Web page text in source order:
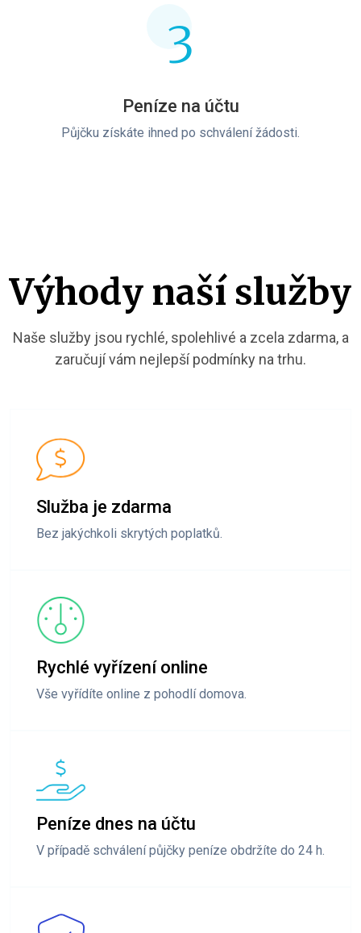
3
Peníze na účtu
Půjčku získáte ihned po schválení žádosti.
Výhody naší služby
Naše služby jsou rychlé, spolehlivé a zcela zdarma, a
zaručují vám nejlepší podmínky na trhu.
Služba je zdarma
Bez jakýchkoli skrytých poplatků.
Rychlé vyřízení online
Vše vyřídíte online z pohodlí domova.
Peníze dnes na účtu
V případě schválení půjčky peníze obdržíte do 24 h.